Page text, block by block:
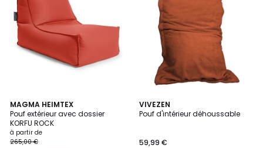
MAGMA HEIMTEX
Pouf extérieur avec dossier
KORFU ROCK
à partir de
265,00 €
5
/
5
5
Couleurs
VIVEZEN
Pouf d'intérieur déhoussable
59,99 €
3
Couleurs